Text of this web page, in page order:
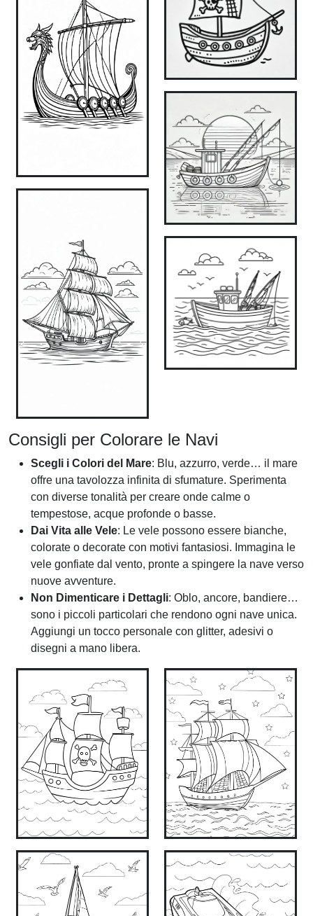
Consigli per Colorare le Navi
Scegli i Colori del Mare: Blu, azzurro, verde… il mare
offre una tavolozza infinita di sfumature. Sperimenta
con diverse tonalità per creare onde calme o
tempestose, acque profonde o basse.
Dai Vita alle Vele: Le vele possono essere bianche,
colorate o decorate con motivi fantasiosi. Immagina le
vele gonfiate dal vento, pronte a spingere la nave verso
nuove avventure.
Non Dimenticare i Dettagli: Oblo, ancore, bandiere…
sono i piccoli particolari che rendono ogni nave unica.
Aggiungi un tocco personale con glitter, adesivi o
disegni a mano libera.